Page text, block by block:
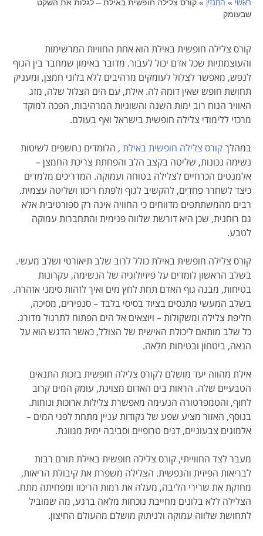
»
» קורס צלילה חופשית באילת – לגלות את השקט
שבעומק
קורס צלילה חופשית באילת הוא אחת החוויות המרשימות
והעוצמתיות שכל אדם יכול לעבור. מדובר באימון שמחבר בין הגוף
לנפש, מאפשר לצלול לעומקים מרהיבים ללא בלוני חמצן, ומעניק
תחושת חופש שאין דומה לה. אילת, עם הים הצלול שלה, מזג
האוויר הנוח רוב ימות השנה והשוניות המרהיבות, הפכה למוקד
מרכזי ללימודי צלילה חופשית בישראל ואף בעולם.
במהלךקורס צלילה חופשית באילת , הלומדים נחשפים לשיטות
נשימה נכונות, שליטה בקצב הלב והפחתת צריכת החמצן –
אלמנטים הכרחיים לצלילה בטוחה ועמוקה. המדריכים מלמדים
כיצד לשחרר פחדים, להקשיב לגוף ולפתח ריכוז ושליטה עצמית.
רבים מהמשתתפים מדווחים כי החוויה אינה רק ספורטיבית אלא
גם רוחנית, שכן היא דורשת שלווה פנימית והתחברות עמוקה
לטבע.
קורס צלילה חופשית באילת כולל לרוב שלב תיאורטי ושלב מעשי.
בשלב הראשון לומדים על פיזיולוגיה של הנשימה, עקרונות
בטיחות, מבנה גוף האדם תחת לחץ מים ואיך לזהות סימני אזהרה.
בשלב המעשי מתנסים בציוד בסיסי בלבד – סנפירים, מסיכה,
חליפת צלילה ומשקולות – ויוצאים אל הים הפתוח לתרגול מדורג.
כל שלב מותאם ליכולת האישית של הצולל, כאשר הדגש הוא על
הנאה, ביטחון ובטיחות מלאה.
אילת מהווה יעד מושלם לקורס צלילה חופשית בזכות התנאים
הטבעיים שלה. הראות בים האדום מצוינת, עומק המים קרוב
לחוף, והטמפרטורה הנעימה מאפשרת צלילות ארוכות ונוחות.
בנוסף, האזור מציע שפע של נקודות עניין מתחת לפני המים –
אלמוגים צבעוניים, דגים טרופיים וסביבה ימית מגוונת.
מעבר לצד החווייתי, קורס צלילה חופשית באילת תורם רבות
לבריאות הפיזית והנפשית. הצלילה משפרת את קיבולת הריאות,
מחזקת את שרירי הליבה, מעלה את רמות הריכוז ומפחיתה מתח.
הצלילה ללא בלונים מחייבת נוכחות מלאה ברגע, מה שמוביל
לתחושת שלווה עמוקה ולניתוק מושלם מהעולם החיצון.